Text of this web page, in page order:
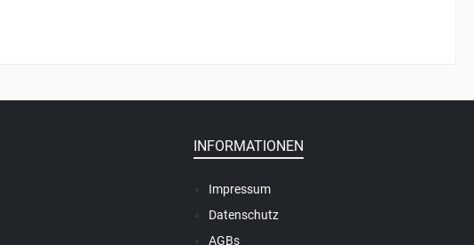
INFORMATIONEN
Impressum
Datenschutz
AGBs